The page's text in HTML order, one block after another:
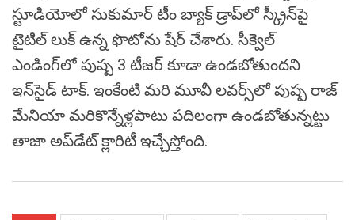
స్టూడియోలో సుకుమార్‌ టీం బ్యాక్‌ డ్రాప్‌లో స్క్రీన్‌పై
టైటిల్‌ లుక్‌ ఉన్న ఫొటోను షేర్ చేశారు. సీక్వెల్
ఎండింగ్‌లో పుష్ప 3 టీజర్‌ కూడా ఉండబోతుందని
ఇన్‌సైడ్‌ టాక్‌. ఇంకేంటి మరి మూవీ లవర్స్‌లో పుష్ప రాజ్‌
మేనియా మరికొన్నేళ్లపాటు పదిలంగా ఉండబోతున్నట్టు
తాజా అప్‌డేట్ క్లారిటీ ఇచ్చేస్తోంది.